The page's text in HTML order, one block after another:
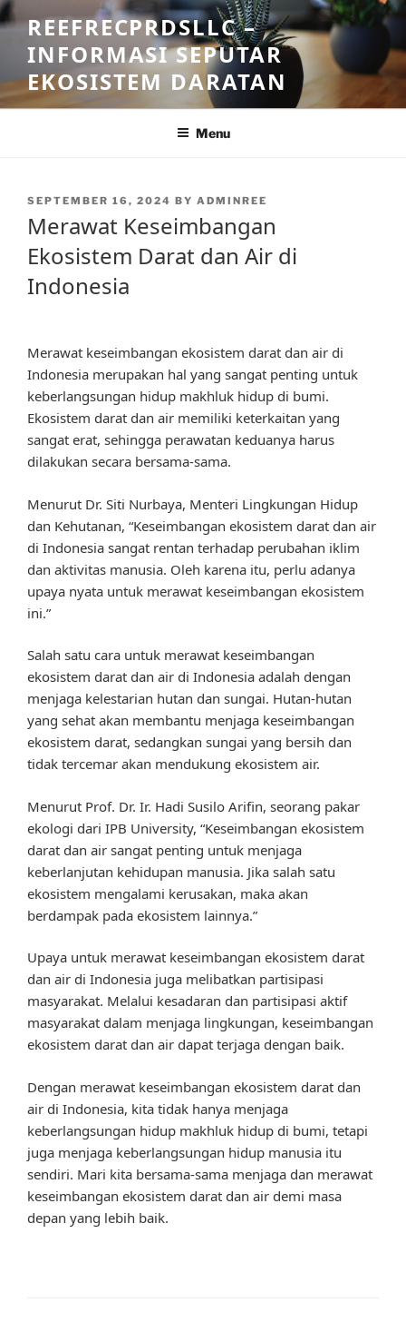
Skip
to
content
REEFRECPRDSLLC –
INFORMASI SEPUTAR
EKOSISTEM DARATAN
Menu
POSTED
SEPTEMBER 16, 2024 BY ADMINREE
Merawat Keseimbangan
Ekosistem Darat dan Air di
Indonesia
Merawat keseimbangan ekosistem darat dan air di
Indonesia merupakan hal yang sangat penting untuk
keberlangsungan hidup makhluk hidup di bumi.
Ekosistem darat dan air memiliki keterkaitan yang
sangat erat, sehingga perawatan keduanya harus
dilakukan secara bersama-sama.
Menurut Dr. Siti Nurbaya, Menteri Lingkungan Hidup
dan Kehutanan, “Keseimbangan ekosistem darat dan air
di Indonesia sangat rentan terhadap perubahan iklim
dan aktivitas manusia. Oleh karena itu, perlu adanya
upaya nyata untuk merawat keseimbangan ekosistem
ini.”
Salah satu cara untuk merawat keseimbangan
ekosistem darat dan air di Indonesia adalah dengan
menjaga kelestarian hutan dan sungai. Hutan-hutan
yang sehat akan membantu menjaga keseimbangan
ekosistem darat, sedangkan sungai yang bersih dan
tidak tercemar akan mendukung ekosistem air.
Menurut Prof. Dr. Ir. Hadi Susilo Arifin, seorang pakar
ekologi dari IPB University, “Keseimbangan ekosistem
darat dan air sangat penting untuk menjaga
keberlanjutan kehidupan manusia. Jika salah satu
ekosistem mengalami kerusakan, maka akan
berdampak pada ekosistem lainnya.”
Upaya untuk merawat keseimbangan ekosistem darat
dan air di Indonesia juga melibatkan partisipasi
masyarakat. Melalui kesadaran dan partisipasi aktif
masyarakat dalam menjaga lingkungan, keseimbangan
ekosistem darat dan air dapat terjaga dengan baik.
Dengan merawat keseimbangan ekosistem darat dan
air di Indonesia, kita tidak hanya menjaga
keberlangsungan hidup makhluk hidup di bumi, tetapi
juga menjaga keberlangsungan hidup manusia itu
sendiri. Mari kita bersama-sama menjaga dan merawat
keseimbangan ekosistem darat dan air demi masa
depan yang lebih baik.